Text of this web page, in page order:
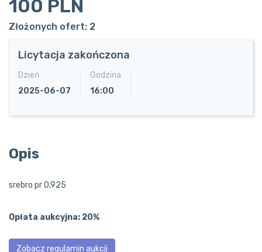
100 PLN
Złożonych ofert: 2
Licytacja zakończona
Dzień
2025-06-07
Godzina
16:00
Opis
Opłata aukcyjna: 20%
Zobacz regulamin aukcji